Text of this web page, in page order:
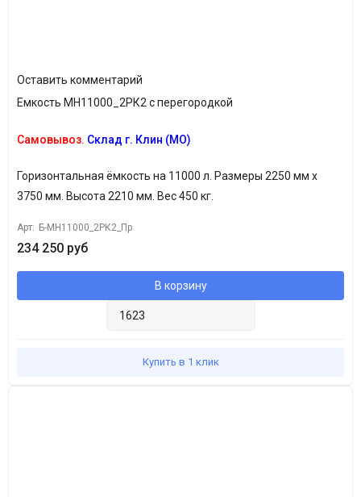
Оставить комментарий
Емкость МН11000_2РК2 с перегородкой
Самовывоз. Склад г. Клин (МО)
Горизонтальная ёмкость на 11000 л. Размеры 2250 мм х
3750 мм. Высота 2210 мм. Вес 450 кг.
Арт: Б-МН11000_2РК2_Пр
234 250 руб
В корзину
Купить в 1 клик